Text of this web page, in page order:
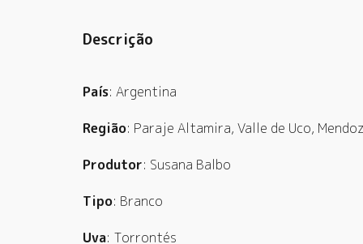
Descrição
País: Argentina
Região: Paraje Altamira, Valle de Uco,
Produtor: Susana Balbo
Tipo: Branco
Uva: Torrontés